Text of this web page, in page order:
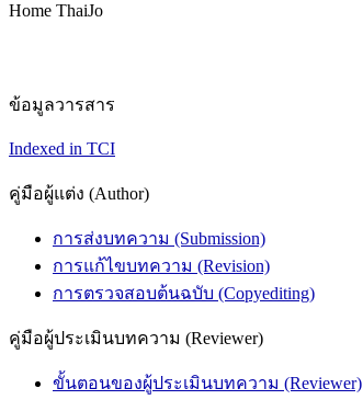
Home ThaiJo
ข้อมูลวารสาร
Indexed in TCI
คู่มือผู้แต่ง (Author)
การส่งบทความ (Submission)
การแก้ไขบทความ (Revision)
การตรวจสอบต้นฉบับ (Copyediting)
คู่มือผู้ประเมินบทความ (Reviewer)
ขั้นตอนของผู้ประเมินบทความ (Reviewer)